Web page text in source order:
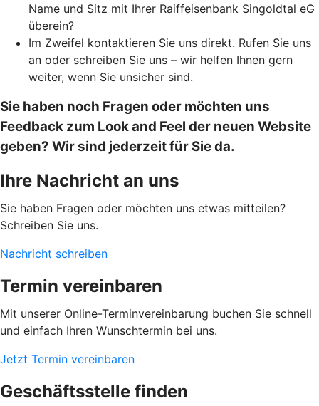
Name und Sitz mit Ihrer Raiffeisenbank Singoldtal eG
überein?
Im Zweifel kontaktieren Sie uns direkt. Rufen Sie uns
an oder schreiben Sie uns – wir helfen Ihnen gern
weiter, wenn Sie unsicher sind.
Sie haben noch Fragen oder möchten uns
Feedback zum Look and Feel der neuen Website
geben? Wir sind jederzeit für Sie da.
Ihre Nachricht an uns
Sie haben Fragen oder möchten uns etwas mitteilen?
Schreiben Sie uns.
Nachricht schreiben
Termin vereinbaren
Mit unserer Online-Terminvereinbarung buchen Sie schnell
und einfach Ihren Wunschtermin bei uns.
Jetzt Termin vereinbaren
Geschäftsstelle finden